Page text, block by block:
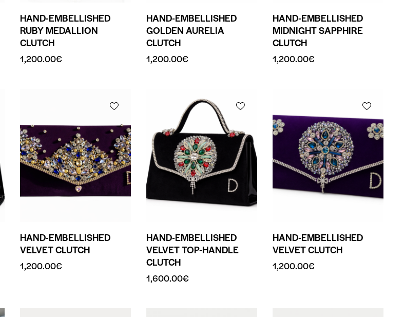
HAND-EMBELLISHED
RUBY MEDALLION
CLUTCH
1,200.00€
HAND-EMBELLISHED
GOLDEN AURELIA
CLUTCH
1,200.00€
HAND-EMBELLISHED
MIDNIGHT SAPPHIRE
CLUTCH
1,200.00€
HAND-EMBELLISHED
VELVET CLUTCH
1,200.00€
HAND-EMBELLISHED
VELVET TOP-HANDLE
CLUTCH
1,600.00€
HAND-EMBELLISHED
VELVET CLUTCH
1,200.00€